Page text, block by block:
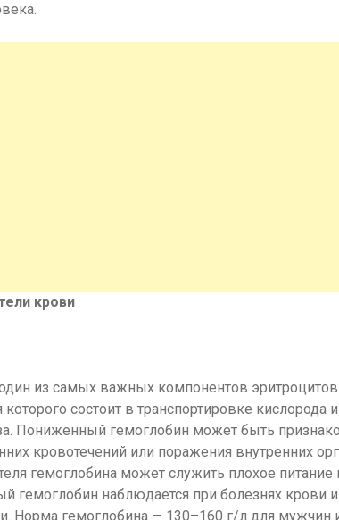
крови
из самых важных компонентов
которого состоит в транспортировке
Пониженный гемоглобин может быть
кровотечений или поражения внутренних
гемоглобина может служить плохое
гемоглобин наблюдается при болезнях крови
Норма гемоглобина — 130–160 г/л для мужчин